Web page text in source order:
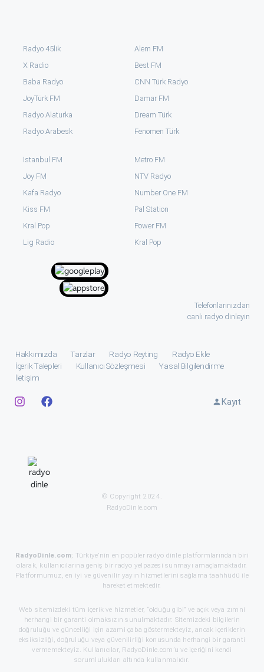
Radyo 45lik
X Radio
Baba Radyo
JoyTürk FM
Radyo Alaturka
Radyo Arabesk
Alem FM
Best FM
CNN Türk Radyo
Damar FM
Dream Türk
Fenomen Türk
İstanbul FM
Joy FM
Kafa Radyo
Kiss FM
Kral Pop
⁠Lig Radio
Metro FM
NTV Radyo
Number One FM
Pal Station
Power FM
Kral Pop
Telefonlarınızdan
canlı radyo dinleyin
Hakkımızda Tarzlar Radyo Reyting
Radyo Ekle
İçerik Talepleri
Kullanıcı Sözleşmesi
Yasal Bilgilendirme
İletişim
Kayıt
© Copyright 2024.
RadyoDinle.com
RadyoDinle.com; Türkiye’nin en popüler radyo dinle platformlarından biri
olarak, kullanıcılarına geniş bir radyo yelpazesi sunmayı amaçlamaktadır.
Platformumuz, en iyi ve güvenilir yayın hizmetlerini sağlama taahhüdü ile
hareket etmektedir.
Web sitemizdeki tüm içerik ve hizmetler, “olduğu gibi” ve açık veya zımni
herhangi bir garanti olmaksızın sunulmaktadır. Sitemizdeki bilgilerin
doğruluğu ve güncelliği için azami çaba göstermekteyiz, ancak içeriklerin
eksiksizliği, doğruluğu veya güvenilirliği konusunda herhangi bir garanti
vermemekteyiz. Kullanıcılar, RadyoDinle.com’u ve içeriğini kendi
sorumlulukları altında kullanmalıdır.